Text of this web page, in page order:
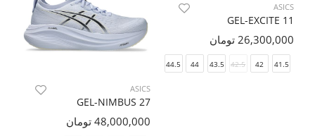
ASICS
GEL-EXCITE 11
26,300,000 تومان
41.5
42
42.5
43.5
44
44.5
ASICS
GEL-NIMBUS 27
48,000,000 تومان